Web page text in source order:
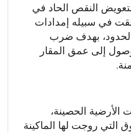
النقص الحاد في
في سبيله إمدادات
الحدود، بهدف ضرب
إلى عمق المقار
الأرضية الحصينة،
التي روجت لها الماكينة